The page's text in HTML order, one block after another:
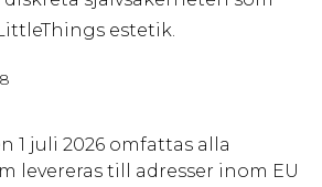
estetik.
1 juli 2026 omfattas alla
levereras till adresser inom EU